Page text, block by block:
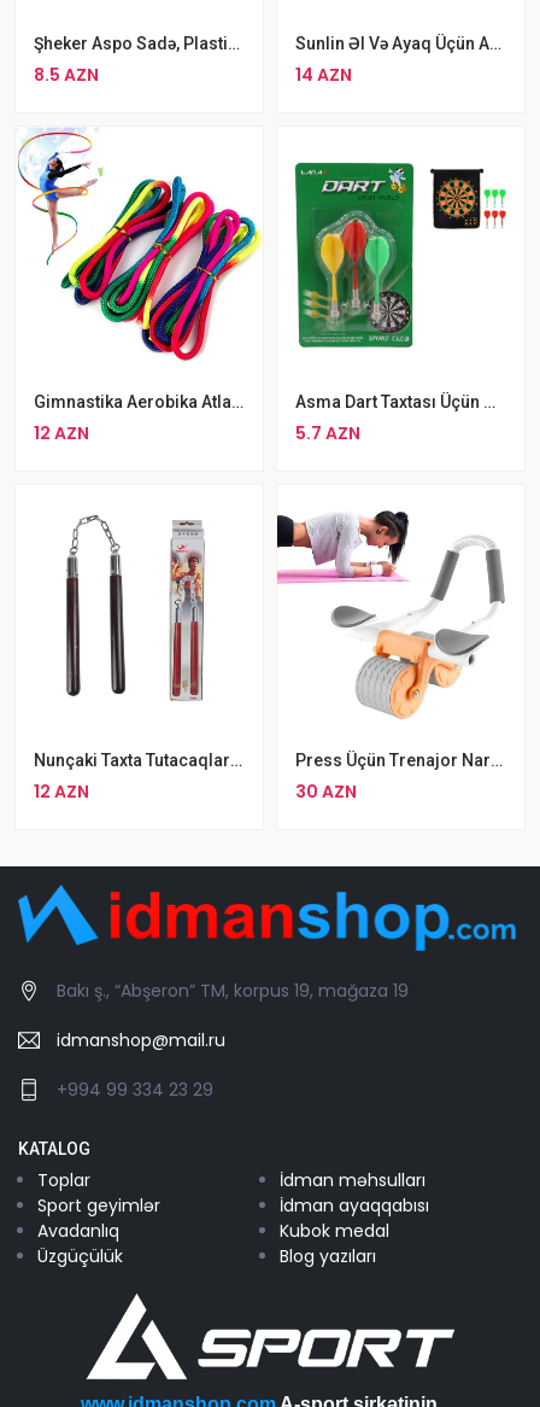
Şheker Aspo Sadə, Plastik, 750 Ml
8.5 AZN
Sunlin Əl Və Ayaq Üçün Ağırlıq 2 X 0.5kq Dəmir Qumundan Hazırlanmış Velcro Qruz
14 AZN
Gimnastika Aerobika Atlama İpi Göy Qurşağı Rəngli Bədii Gimnastika İpi
12 AZN
Asma Dart Taxtası Üçün Maqnitli Dart İynəsi
5.7 AZN
Nunçaki Taxta Tutacaqlar YINGCAI Zəncirli Taxta NunChaku (Numçaka)
12 AZN
Press Üçün Trenajor Narincı Qarın Diz Əzələ Çarxı
30 AZN
Bakı ş., “Abşeron” TM, korpus 19, mağaza 19
idmanshop@mail.ru
+994 99 334 23 29
KATALOG
Toplar
İdman məhsulları
Sport geyimlər
İdman ayaqqabısı
Avadanlıq
Kubok medal
Üzgüçülük
Blog yazıları